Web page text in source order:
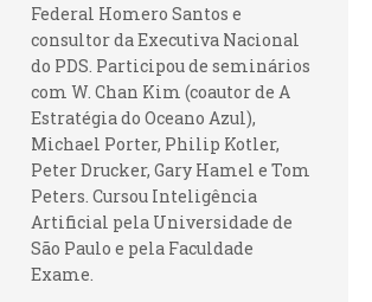
Federal Homero Santos e
consultor da Executiva Nacional
do PDS. Participou de seminários
com W. Chan Kim (coautor de A
Estratégia do Oceano Azul),
Michael Porter, Philip Kotler,
Peter Drucker, Gary Hamel e Tom
Peters. Cursou Inteligência
Artificial pela Universidade de
São Paulo e pela Faculdade
Exame.